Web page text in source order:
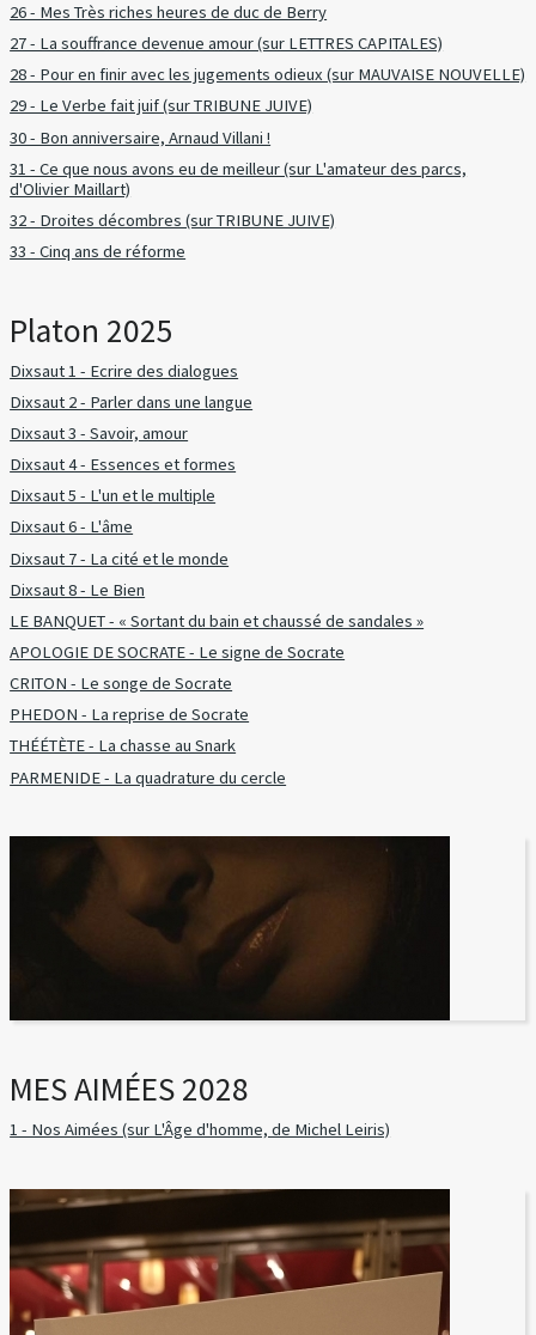
26 - Mes Très riches heures de duc de Berry
27 - La souffrance devenue amour (sur LETTRES CAPITALES)
28 - Pour en finir avec les jugements odieux (sur MAUVAISE NOUVELLE)
29 - Le Verbe fait juif (sur TRIBUNE JUIVE)
30 - Bon anniversaire, Arnaud Villani !
31 - Ce que nous avons eu de meilleur (sur L'amateur des parcs,
d'Olivier Maillart)
32 - Droites décombres (sur TRIBUNE JUIVE)
33 - Cinq ans de réforme
Platon 2025
Dixsaut 1 - Ecrire des dialogues
Dixsaut 2 - Parler dans une langue
Dixsaut 3 - Savoir, amour
Dixsaut 4 - Essences et formes
Dixsaut 5 - L'un et le multiple
Dixsaut 6 - L'âme
Dixsaut 7 - La cité et le monde
Dixsaut 8 - Le Bien
LE BANQUET - « Sortant du bain et chaussé de sandales »
APOLOGIE DE SOCRATE - Le signe de Socrate
CRITON - Le songe de Socrate
PHEDON - La reprise de Socrate
THÉÉTÈTE - La chasse au Snark
PARMENIDE - La quadrature du cercle
MES AIMÉES 2028
1 - Nos Aimées (sur L'Âge d'homme, de Michel Leiris)